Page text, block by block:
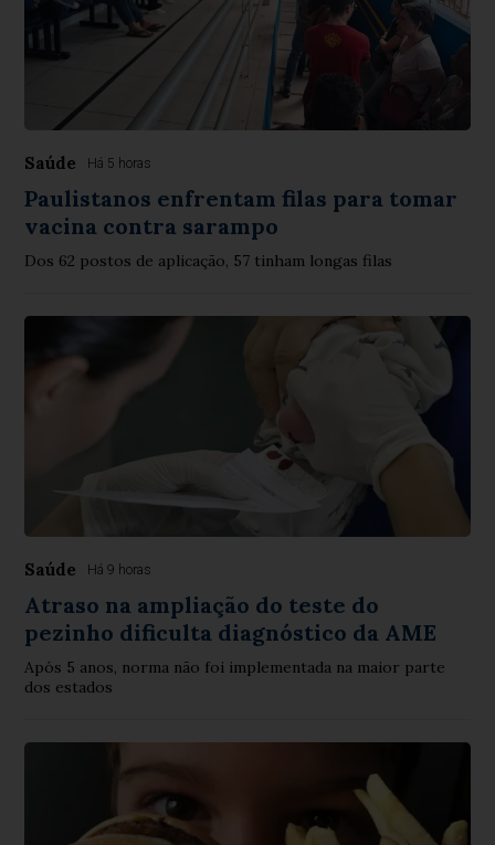
Saúde Há 5 horas
Paulistanos enfrentam filas para tomar
vacina contra sarampo
Dos 62 postos de aplicação, 57 tinham longas filas
Saúde Há 9 horas
Atraso na ampliação do teste do
pezinho dificulta diagnóstico da AME
Após 5 anos, norma não foi implementada na maior parte
dos estados